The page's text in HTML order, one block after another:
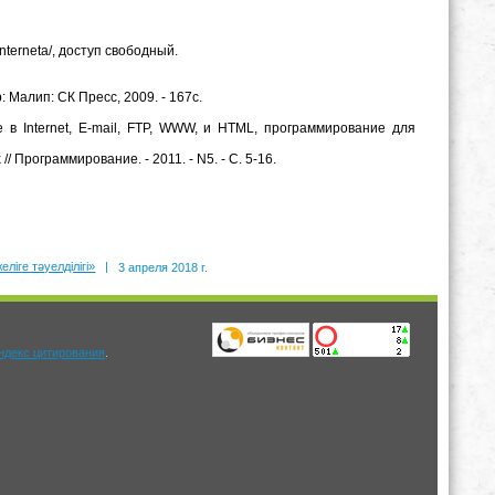
, доступ свободный.
Малип: СК Пресс, 2009. - 167c.
E-mail, FTP, WWW, и HTML, программирование для
- 2011. - N5. - C. 5-16.
тәуелділігі» | 3 апреля 2018 г.